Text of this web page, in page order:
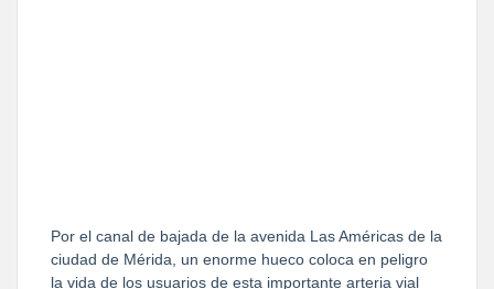
Por el canal de bajada de la avenida Las Américas de la
ciudad de Mérida, un enorme hueco coloca en peligro
la vida de los usuarios de esta importante arteria vial